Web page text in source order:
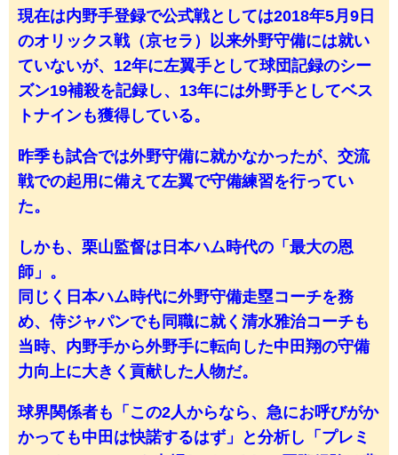
現在は内野手登録で公式戦としては2018年5月9日
のオリックス戦（京セラ）以来外野守備には就い
ていないが、12年に左翼手として球団記録のシー
ズン19補殺を記録し、13年には外野手としてベス
トナインも獲得している。
昨季も試合では外野守備に就かなかったが、交流
戦での起用に備えて左翼で守備練習を行ってい
た。
しかも、栗山監督は日本ハム時代の「最大の恩
師」。
同じく日本ハム時代に外野守備走塁コーチを務
め、侍ジャパンでも同職に就く清水雅治コーチも
当時、内野手から外野手に転向した中田翔の守備
力向上に大きく貢献した人物だ。
球界関係者も「この2人からなら、急にお呼びがか
かっても中田は快諾するはず」と分析し「プレミ